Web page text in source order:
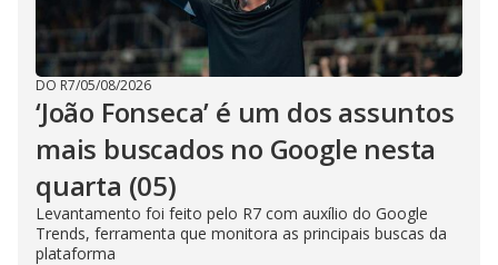
DO R7/05/08/2026
‘João Fonseca’ é um dos assuntos
mais buscados no Google nesta
quarta (05)
Levantamento foi feito pelo R7 com auxílio do Google
Trends, ferramenta que monitora as principais buscas da
plataforma